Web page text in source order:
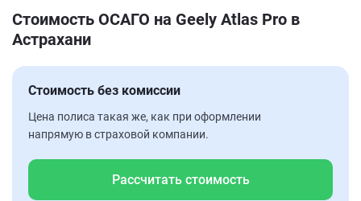
Стоимость ОСАГО на Geely Atlas Pro в
Астрахани
Стоимость без комиссии
Цена полиса такая же, как при оформлении
напрямую в страховой компании.
Рассчитать стоимость